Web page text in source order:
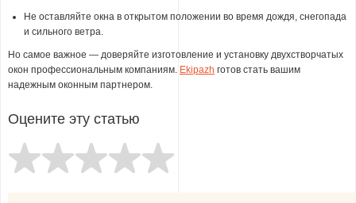
Не оставляйте окна в открытом положении во время дождя, снегопада
и сильного ветра.
Но самое важное — доверяйте изготовление и установку двухстворчатых
окон профессиональным компаниям. Ekipazh готов стать вашим
надежным оконным партнером.
Оцените эту статью